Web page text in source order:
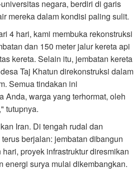
negara, berdiri di garis
mereka dalam kondisi paling sulit.
4 hari, kami membuka rekonstruksi
dan 150 meter jalur kereta api
kereta. Selain itu, jembatan kereta
Taj Khatun direkonstruksi dalam
Semua tindakan ini
Anda, warga yang terhormat, oleh
tutupnya.
Iran. Di tengah rudal dan
berjalan: jembatan dibangun
proyek infrastruktur diresmikan
energi surya mulai dikembangkan.